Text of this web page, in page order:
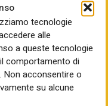
tecnologie
alle
a queste tecnologie
comportamento di
Non acconsentire o
su alcune
gennaio 2025, tutte
sottoposte a
intercorre tra la
del contratto. Se
soglia critica di 160
ANAC un piano di
(i) le misure